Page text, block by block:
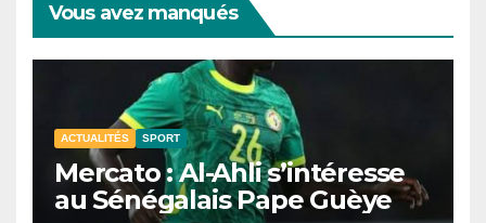
Vous avez manqués
ACTUALITÉS SPORT
Mercato : Al-Ahli s’intéresse
au Sénégalais Pape Guèye